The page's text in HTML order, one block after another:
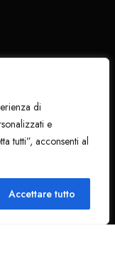
di
e
tutti”, acconsenti al
Accettare tutto
Ciao!